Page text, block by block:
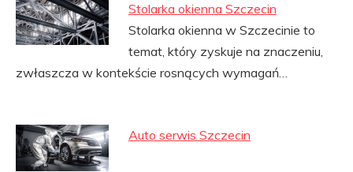
Stolarka okienna Szczecin
Stolarka okienna w Szczecinie to
temat, który zyskuje na znaczeniu,
zwłaszcza w kontekście rosnących wymagań…
Auto serwis Szczecin